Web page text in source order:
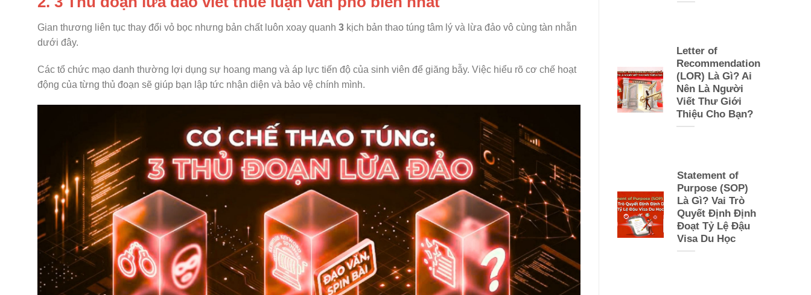
Gian thương liên tục thay đổi vỏ bọc nhưng bản chất luôn xoay quanh 3 kịch bản thao túng tâm lý và lừa đảo vô cùng tàn nhẫn
dưới đây.
Các tổ chức mạo danh thường lợi dụng sự hoang mang và áp lực tiến độ của sinh viên để giăng bẫy. Việc hiểu rõ cơ chế hoạt
động của từng thủ đoạn sẽ giúp bạn lập tức nhận diện và bảo vệ chính mình.
Letter of
Recommendation
(LOR) Là Gì? Ai
Nên Là Người
Viết Thư Giới
Thiệu Cho Bạn?
Statement of
Purpose (SOP)
Là Gì? Vai Trò
Quyết Định Định
Đoạt Tỷ Lệ Đậu
Visa Du Học